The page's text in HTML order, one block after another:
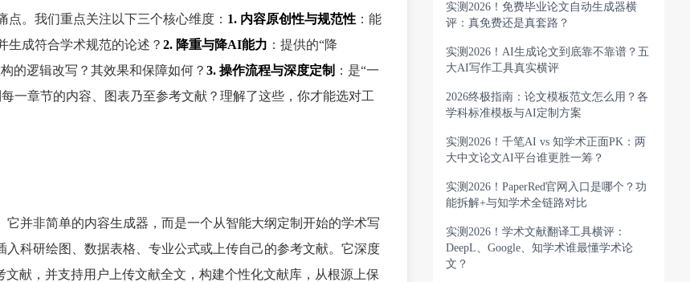
。我们重点关注以下三个核心维度： 1. 内容原创性与规范性 ：能
生成符合学术规范的论述？ 2. 降重与降AI能力 ：提供的“降
的逻辑改写？其效果和保障如何？ 3. 操作流程与深度定制 ：是“一
一章节的内容、图表乃至参考文献？理解了这些，你才能选对工
它并非简单的内容生成器，而是一个从智能大纲定制开始的学术写
科研绘图、数据表格、专业公式或上传自己的参考文献。它深度
献，并支持用户上传文献全文，构建个性化文献库，从根源上保
实测2026！免费毕业论文自动生成器横
评：真免费还是真套路？
实测2026！AI生成论文到底靠不靠谱？五
大AI写作工具真实横评
2026终极指南：论文模板范文怎么用？各
学科标准模板与AI定制方案
实测2026！千笔AI vs 知学术正面PK：两
大中文论文AI平台谁更胜一筹？
实测2026！PaperRed官网入口是哪个？功
能拆解+与知学术全链路对比
实测2026！学术文献翻译工具横评：
DeepL、Google、知学术谁最懂学术论
文？